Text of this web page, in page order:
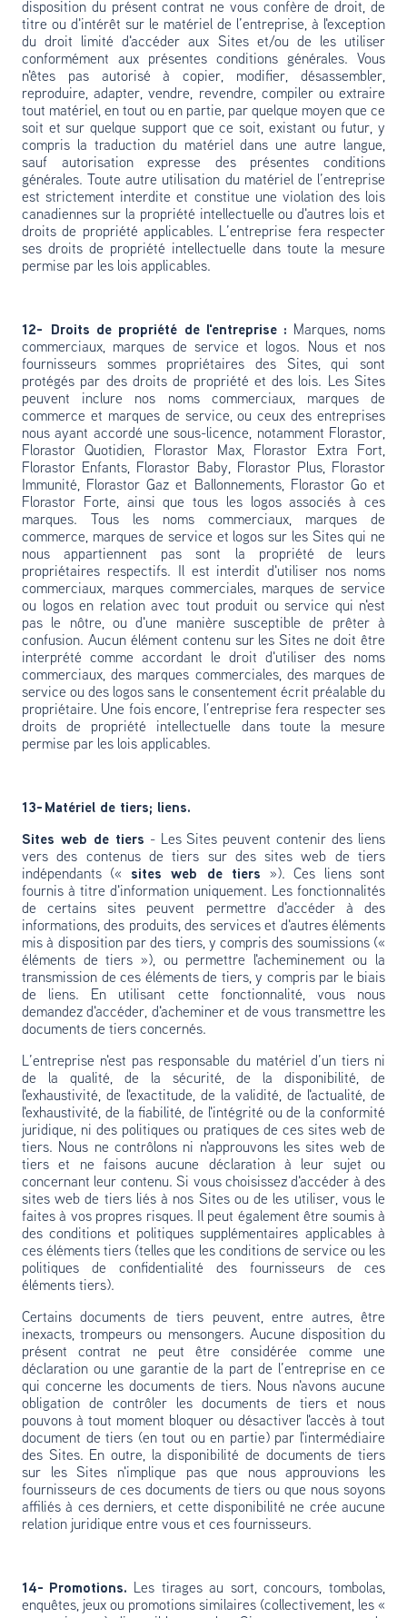
disposition du présent contrat ne vous confère de droit, de
titre ou d'intérêt sur le matériel de l’entreprise, à l'exception
du droit limité d'accéder aux Sites et/ou de les utiliser
conformément aux présentes conditions générales. Vous
n'êtes pas autorisé à copier, modifier, désassembler,
reproduire, adapter, vendre, revendre, compiler ou extraire
tout matériel, en tout ou en partie, par quelque moyen que ce
soit et sur quelque support que ce soit, existant ou futur, y
compris la traduction du matériel dans une autre langue,
sauf autorisation expresse des présentes conditions
générales. Toute autre utilisation du matériel de l’entreprise
est strictement interdite et constitue une violation des lois
canadiennes sur la propriété intellectuelle ou d'autres lois et
droits de propriété applicables. L’entreprise fera respecter
ses droits de propriété intellectuelle dans toute la mesure
permise par les lois applicables.
12- Droits de propriété de l'entreprise : Marques, noms
commerciaux, marques de service et logos. Nous et nos
fournisseurs sommes propriétaires des Sites, qui sont
protégés par des droits de propriété et des lois. Les Sites
peuvent inclure nos noms commerciaux, marques de
commerce et marques de service, ou ceux des entreprises
nous ayant accordé une sous-licence, notamment Florastor,
Florastor Quotidien, Florastor Max, Florastor Extra Fort,
Florastor Enfants, Florastor Baby, Florastor Plus, Florastor
Immunité, Florastor Gaz et Ballonnements, Florastor Go et
Florastor Forte, ainsi que tous les logos associés à ces
marques. Tous les noms commerciaux, marques de
commerce, marques de service et logos sur les Sites qui ne
nous appartiennent pas sont la propriété de leurs
propriétaires respectifs. Il est interdit d'utiliser nos noms
commerciaux, marques commerciales, marques de service
ou logos en relation avec tout produit ou service qui n'est
pas le nôtre, ou d'une manière susceptible de prêter à
confusion. Aucun élément contenu sur les Sites ne doit être
interprété comme accordant le droit d'utiliser des noms
commerciaux, des marques commerciales, des marques de
service ou des logos sans le consentement écrit préalable du
propriétaire. Une fois encore, l’entreprise fera respecter ses
droits de propriété intellectuelle dans toute la mesure
permise par les lois applicables.
13- Matériel de tiers; liens.
Sites web de tiers - Les Sites peuvent contenir des liens
vers des contenus de tiers sur des sites web de tiers
indépendants (« sites web de tiers »). Ces liens sont
fournis à titre d'information uniquement. Les fonctionnalités
de certains sites peuvent permettre d'accéder à des
informations, des produits, des services et d'autres éléments
mis à disposition par des tiers, y compris des soumissions («
éléments de tiers »), ou permettre l'acheminement ou la
transmission de ces éléments de tiers, y compris par le biais
de liens. En utilisant cette fonctionnalité, vous nous
demandez d'accéder, d'acheminer et de vous transmettre les
documents de tiers concernés.
L’entreprise n'est pas responsable du matériel d’un tiers ni
de la qualité, de la sécurité, de la disponibilité, de
l'exhaustivité, de l'exactitude, de la validité, de l'actualité, de
l'exhaustivité, de la fiabilité, de l'intégrité ou de la conformité
juridique, ni des politiques ou pratiques de ces sites web de
tiers. Nous ne contrôlons ni n'approuvons les sites web de
tiers et ne faisons aucune déclaration à leur sujet ou
concernant leur contenu. Si vous choisissez d'accéder à des
sites web de tiers liés à nos Sites ou de les utiliser, vous le
faites à vos propres risques. Il peut également être soumis à
des conditions et politiques supplémentaires applicables à
ces éléments tiers (telles que les conditions de service ou les
politiques de confidentialité des fournisseurs de ces
éléments tiers).
Certains documents de tiers peuvent, entre autres, être
inexacts, trompeurs ou mensongers. Aucune disposition du
présent contrat ne peut être considérée comme une
déclaration ou une garantie de la part de l’entreprise en ce
qui concerne les documents de tiers. Nous n'avons aucune
obligation de contrôler les documents de tiers et nous
pouvons à tout moment bloquer ou désactiver l'accès à tout
document de tiers (en tout ou en partie) par l'intermédiaire
des Sites. En outre, la disponibilité de documents de tiers
sur les Sites n'implique pas que nous approuvions les
fournisseurs de ces documents de tiers ou que nous soyons
affiliés à ces derniers, et cette disponibilité ne crée aucune
relation juridique entre vous et ces fournisseurs.
14- Promotions. Les tirages au sort, concours, tombolas,
enquêtes, jeux ou promotions similaires (collectivement, les «